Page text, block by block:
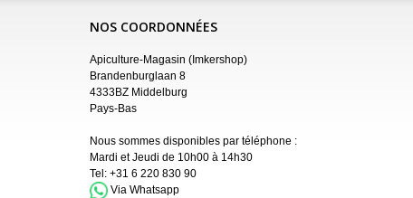
NOS COORDONNÉES
Apiculture-Magasin (Imkershop)
Brandenburglaan 8
4333BZ Middelburg
Pays-Bas
Nous sommes disponibles par téléphone :
Mardi et Jeudi de 10h00 à 14h30
Tel: +31 6 220 830 90
Via Whatsapp